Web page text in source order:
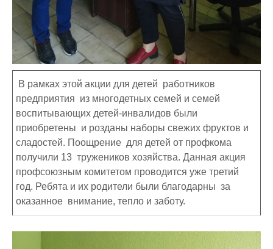
В рамках этой акции для детей работников
предприятия из многодетных семей и семей
воспитывающих детей-инвалидов были
приобретены и розданы наборы свежих фруктов и
сладостей. Поощрение для детей от профкома
получили 13 тружеников хозяйства. Данная акция
профсоюзным комитетом проводится уже третий
год. Ребята и их родители были благодарны за
оказанное внимание, тепло и заботу.